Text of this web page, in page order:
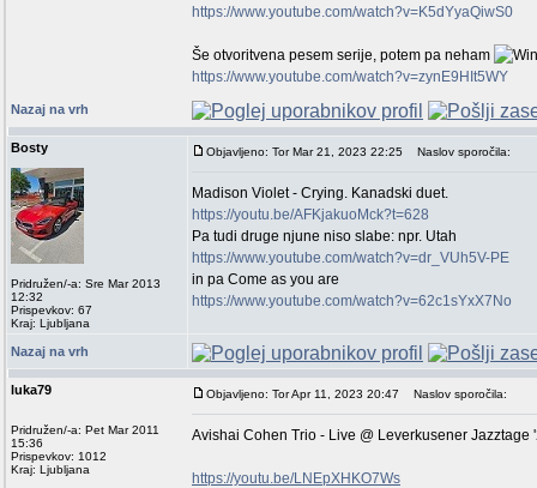
https://www.youtube.com/watch?v=K5dYyaQiwS0
Še otvoritvena pesem serije, potem pa neham
https://www.youtube.com/watch?v=zynE9HIt5WY
Nazaj na vrh
Bosty
Pridružen/-a: Sre Mar 2013
12:32
Prispevkov: 67
Kraj: Ljubljana
Objavljeno: Tor Mar 21, 2023 22:25 Naslov sporočila:
Madison Violet - Crying. Kanadski duet.
https://youtu.be/AFKjakuoMck?t=628
Pa tudi druge njune niso slabe: npr. Utah
https://www.youtube.com/watch?v=dr_VUh5V-PE
in pa Come as you are
https://www.youtube.com/watch?v=62c1sYxX7No
Nazaj na vrh
luka79
Pridružen/-a: Pet Mar 2011
15:36
Prispevkov: 1012
Kraj: Ljubljana
Objavljeno: Tor Apr 11, 2023 20:47 Naslov sporočila:
Avishai Cohen Trio - Live @ Leverkusener Jazztage
https://youtu.be/LNEpXHKO7Ws